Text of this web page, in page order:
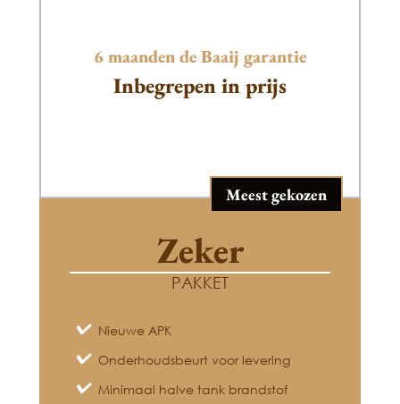
6 maanden de Baaij garantie
Inbegrepen in prijs
Meest gekozen
Zeker
PAKKET
Nieuwe APK
Onderhoudsbeurt voor levering
Minimaal halve tank brandstof